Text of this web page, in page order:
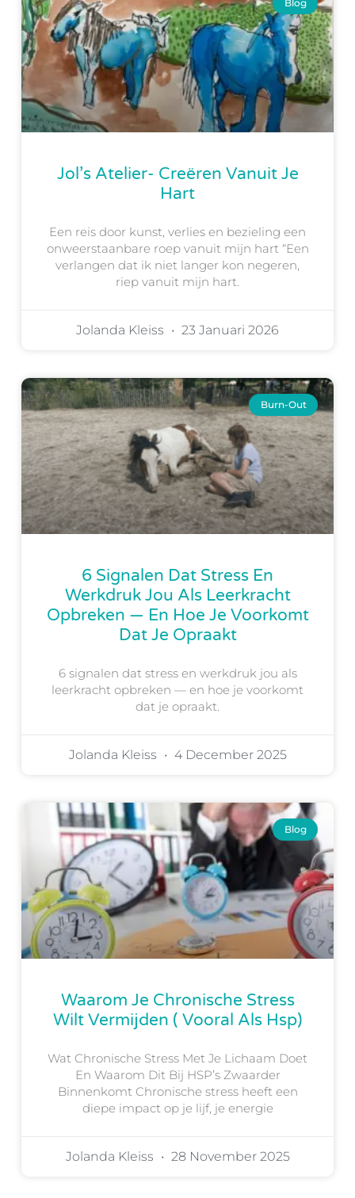
Blog
Jol’s Atelier- Creëren Vanuit Je
Hart
Een reis door kunst, verlies en bezieling een
onweerstaanbare roep vanuit mijn hart “Een
verlangen dat ik niet langer kon negeren,
riep vanuit mijn hart.
Jolanda Kleiss 23 Januari 2026
Burn-Out
6 Signalen Dat Stress En
Werkdruk Jou Als Leerkracht
Opbreken — En Hoe Je Voorkomt
Dat Je Opraakt
6 signalen dat stress en werkdruk jou als
leerkracht opbreken — en hoe je voorkomt
dat je opraakt.
Jolanda Kleiss 4 December 2025
Blog
Waarom Je Chronische Stress
Wilt Vermijden ( Vooral Als Hsp)
Wat Chronische Stress Met Je Lichaam Doet
En Waarom Dit Bij HSP’s Zwaarder
Binnenkomt Chronische stress heeft een
diepe impact op je lijf, je energie
Jolanda Kleiss 28 November 2025